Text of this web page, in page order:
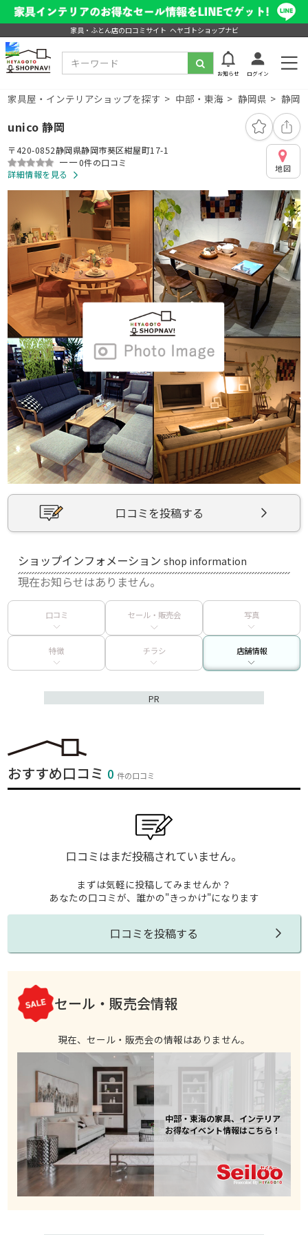
家具・ふとん店の口コミサイト ヘヤゴトショップナビ
お知らせ ログイン
家具屋・インテリアショップを探す 中部・東海 静岡県 静岡
unico 静岡
〒420-0852静岡県静岡市葵区紺屋町17-1
ーー0件の口コミ
詳細情報を見る
地図
口コミを投稿する
ショップインフォメーションshop information
現在お知らせはありません。
口コミ セール・販売会 写真
特徴 チラシ 店舗情報
PR
おすすめ口コミ 0件の口コミ
口コミはまだ投稿されていません。
まずは気軽に投稿してみませんか？
あなたの口コミが、誰かの"きっかけ"になります
口コミを投稿する
セール・販売会情報
現在、セール・販売会の情報はありません。
中部・東海の家具、インテリア
お得なイベント情報はこちら！